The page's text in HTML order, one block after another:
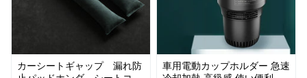
カーシートギャップ 漏れ防
車用電動カップホルダー 急速